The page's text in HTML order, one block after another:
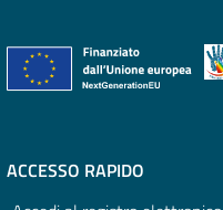
ACCESSO RAPIDO